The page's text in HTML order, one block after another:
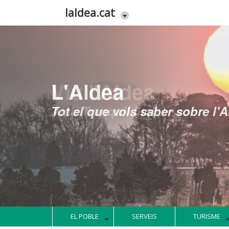
laldea.cat
L'Aldea
Tot el que vols saber sobre
EL POBLE SERVEIS TURISME